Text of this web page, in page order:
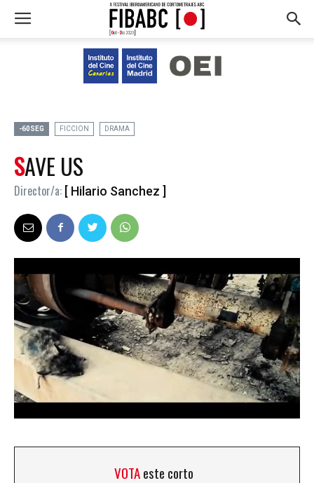
-60SEG FICCION DRAMA
SAVE US
Director/a: [ Hilario Sanchez ]
VOTAeste corto